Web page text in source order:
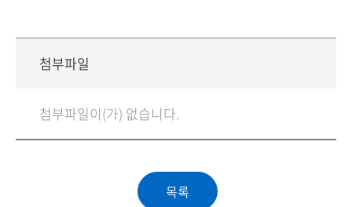
첨부파일
첨부파일이(가) 없습니다.